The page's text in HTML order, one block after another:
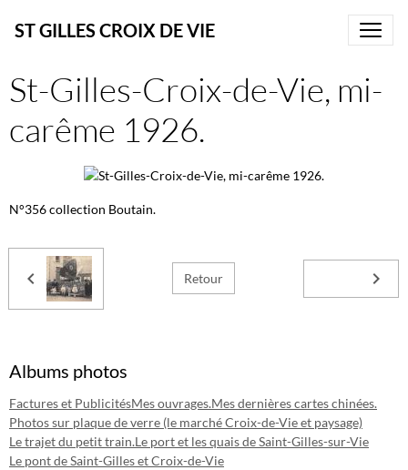
ST GILLES CROIX DE VIE
St-Gilles-Croix-de-Vie, mi-
carême 1926.
N°356 collection Boutain.
Retour
Albums photos
Factures et PublicitésMes ouvrages.Mes dernières cartes chinées.
Photos sur plaque de verre (le marché Croix-de-Vie et paysage)
Le trajet du petit train.Le port et les quais de Saint-Gilles-sur-Vie
Le pont de Saint-Gilles et Croix-de-Vie